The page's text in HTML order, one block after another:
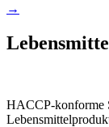
→
HACCP-konforme